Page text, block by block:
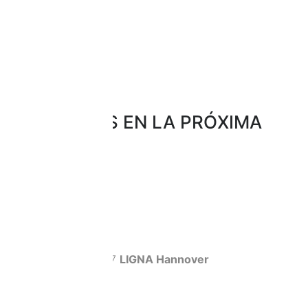
VISÍTENOS EN LA PRÓXIMA
10.05.-14.05.2027 LIGNA Hannover